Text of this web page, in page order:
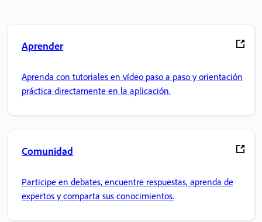
Aprender
Aprenda con tutoriales en vídeo paso a paso y orientación
práctica directamente en la aplicación.
Comunidad
Participe en debates, encuentre respuestas, aprenda de
expertos y comparta sus conocimientos.